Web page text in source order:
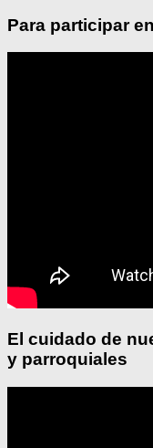
Para participar
El cuidado de
y parroquiales